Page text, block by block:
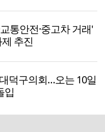
통안전·중고차 거래'
추진
덕구의회…오는 10일
입